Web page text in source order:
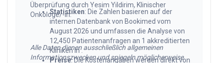
Überprüfung durch Yesim Yildirim, Klinischer
Onkologe/-in.
Statistiken: Die Zahlen basieren auf der
internen Datenbank von Bookimed vom
August 2026 und umfassen die Analyse von
12,450 Patientenanfragen an 1 akkreditierten
Kliniken in .
Preise: Die Kostenangaben werden direkt von
Alle Daten dienen ausschließlich allgemeinen
Informationszwecken und spiegeln möglicherweise